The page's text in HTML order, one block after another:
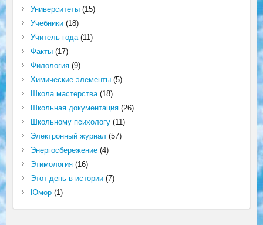
Университеты(15)
Учебники(18)
Учитель года(11)
Факты(17)
Филология(9)
Химические элементы(5)
Школа мастерства(18)
Школьная документация(26)
Школьному психологу(11)
Электронный журнал (57)
Энергосбережение(4)
Этимология(16)
Этот день в истории(7)
Юмор(1)